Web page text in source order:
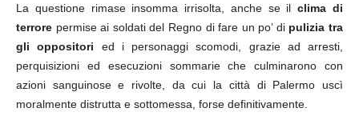
La questione rimase insomma irrisolta, anche se ilclima di
terrore permise ai soldati del Regno di fare un po’ di pulizia tra
gli oppositori ed i personaggi scomodi, grazie ad arresti,
perquisizioni ed esecuzioni sommarie che culminarono con
azioni sanguinose e rivolte, da cui la città di Palermo uscì
moralmente distrutta e sottomessa, forse definitivamente.